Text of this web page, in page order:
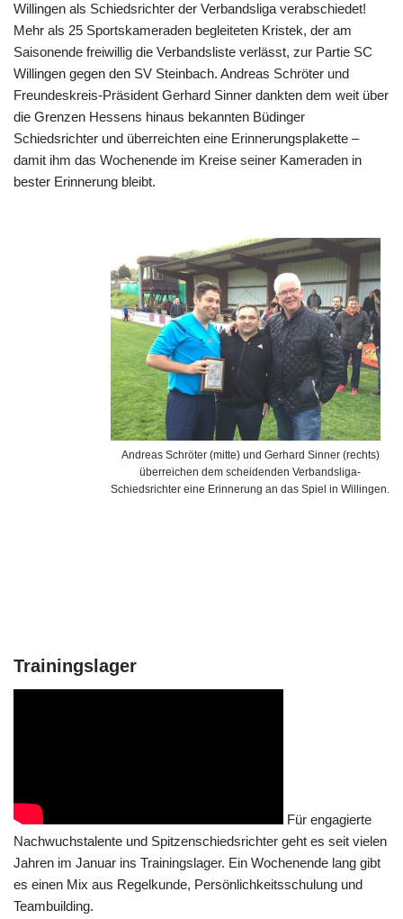
Willingen als Schiedsrichter der Verbandsliga verabschiedet!
Mehr als 25 Sportskameraden begleiteten Kristek, der am
Saisonende freiwillig die Verbandsliste verlässt, zur Partie SC
Willingen gegen den SV Steinbach. Andreas Schröter und
Freundeskreis-Präsident Gerhard Sinner dankten dem weit über
die Grenzen Hessens hinaus bekannten Büdinger
Schiedsrichter und überreichten eine Erinnerungsplakette –
damit ihm das Wochenende im Kreise seiner Kameraden in
bester Erinnerung bleibt.
Andreas Schröter (mitte) und Gerhard Sinner (rechts)
überreichen dem scheidenden Verbandsliga-
Schiedsrichter eine Erinnerung an das Spiel in Willingen.
Trainingslager
Für engagierte
Nachwuchstalente und Spitzenschiedsrichter geht es seit vielen
Jahren im Januar ins Trainingslager. Ein Wochenende lang gibt
es einen Mix aus Regelkunde, Persönlichkeitsschulung und
Teambuilding.